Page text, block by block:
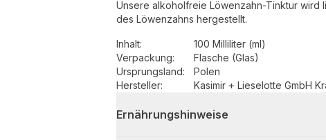
Unsere alkoholfreie Löwenzahn-Tinktur wird
des Löwenzahns hergestellt.
Inhalt:
100 Milliliter (ml)
Verpackung:
Flasche (Glas)
Ursprungsland:
Polen
Hersteller: Kasimir + Lieselotte GmbH
Ernährungshinweise